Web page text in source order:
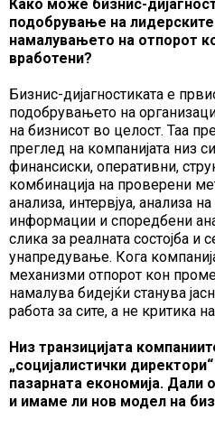
Како може бизнис-
подобрување на
намалувањето на отпорот
вработени?
Бизнис-дијагностиката е
подобрувањето на
на бизнисот во целост. Таа
преглед на компанијата низ
финансиски, оперативни,
комбинација на проверени
анализа, интервјуа, анализа
информации и споредбени
слика за реалната состојба и
унапредување. Кога
механизми отпорот кон
намалува бидејќи станува
работа за сите, а не критика
Низ транзицијата
„социјалистички
пазарната економија. Дали
и имаме ли нов модел на